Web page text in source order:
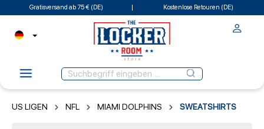
Gratisversand ab 75 € (DE) Kostenlose Retouren (DE)
US LIGEN NFL MIAMI DOLPHINS SWEATSHIRTS